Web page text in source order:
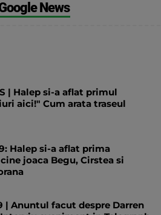
News
| Halep si-a aflat primul
aici!" Cum arata traseul
Halep si-a aflat prima
joaca Begu, Cirstea si
| Anuntul facut despre Darren